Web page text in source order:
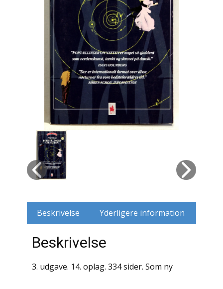
Fantasy / Sciencefiction
Filosofi
Håndarbejde
Håndværk
Historie
Hobby
Hus / Have
Husdyr
Krige / Slag
Krop / Sind
Beskrivelse Yderligere information
Beskrivelse
3. udgave. 14. oplag. 334 sider. Som ny